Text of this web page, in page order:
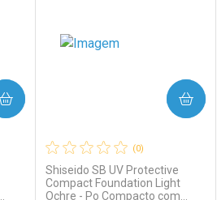
(0)
Shiseido SB UV Protective
Compact Foundation Light
Ochre - Po Compacto com
COMPRAR